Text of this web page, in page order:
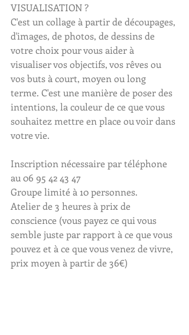
VISUALISATION ?
C'est un collage à partir de découpages,
d'images, de photos, de dessins de
votre choix pour vous aider à
visualiser vos objectifs, vos rêves ou
vos buts à court, moyen ou long
terme. C'est une manière de poser des
intentions, la couleur de ce que vous
souhaitez mettre en place ou voir dans
votre vie.
Inscription nécessaire par téléphone
au 06 95 42 43 47
Groupe limité à 10 personnes.
Atelier de 3 heures à prix de
conscience (vous payez ce qui vous
semble juste par rapport à ce que vous
pouvez et à ce que vous venez de vivre,
prix moyen à partir de 36€)